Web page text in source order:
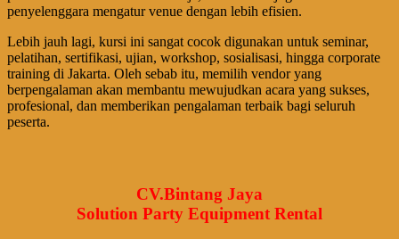
penyelenggara mengatur venue dengan lebih efisien.
Lebih jauh lagi, kursi ini sangat cocok digunakan untuk seminar,
pelatihan, sertifikasi, ujian, workshop, sosialisasi, hingga corporate
training di Jakarta. Oleh sebab itu, memilih vendor yang
berpengalaman akan membantu mewujudkan acara yang sukses,
profesional, dan memberikan pengalaman terbaik bagi seluruh
peserta.
CV.Bintang Jaya
Solution Party Equipment Rental